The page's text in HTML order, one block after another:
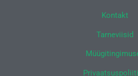
Kontakt
Tarneviisid